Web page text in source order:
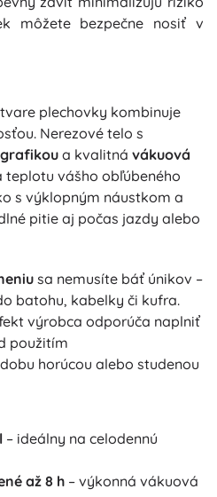
môžete bezpečne nosiť v
plechovky kombinuje
Nerezové telo s
a kvalitná vákuová
teplotu vášho obľúbeného
s výklopným náustkom a
pitie aj počas jazdy alebo
sa nemusíte báť únikov –
batohu, kabelky či kufra.
výrobca odporúča naplniť
použitím
horúcou alebo studenou
– ideálny na celodennú
až 8 h – výkonná vákuová